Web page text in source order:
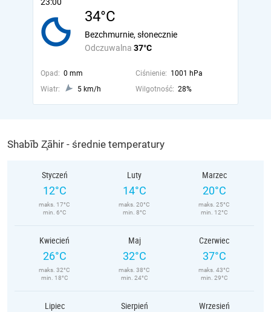
34°C
Odczuwalna 37°C
Bezchmurnie, słonecznie
Opad: 0 mm Ciśnienie: 1001 hPa
Wiatr:
5 km/h Wilgotność: 28%
Shabīb Z̧āhir - średnie temperatury
Styczeń
12°C
maks. 17°C
min. 6°C
Luty
14°C
maks. 20°C
min. 8°C
Marzec
20°C
maks. 25°C
min. 12°C
Kwiecień
26°C
maks. 32°C
min. 18°C
Maj
32°C
maks. 38°C
min. 24°C
Czerwiec
37°C
maks. 43°C
min. 29°C
Lipiec Sierpień Wrzesień